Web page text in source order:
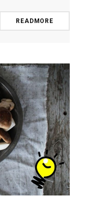
READMORE